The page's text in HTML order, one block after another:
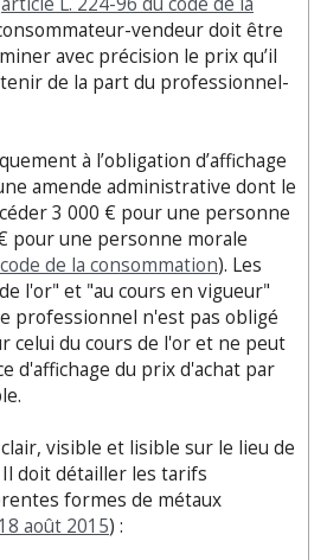
vendeur doit être
avec précision le prix qu’il
de la part du professionnel-
à l’obligation d’affichage
amende administrative dont le
3 000 € pour une personne
pour une personne morale
de la consommation). Les
l'or" et "au cours en vigueur"
professionnel n'est pas obligé
celui du cours de l'or et ne peut
d'affichage du prix d'achat par
visible et lisible sur le lieu de
doit détailler les tarifs
formes de métaux
août 2015) :